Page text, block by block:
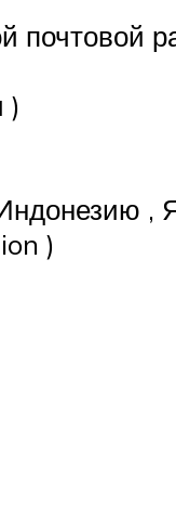
почтовой
)
,
)